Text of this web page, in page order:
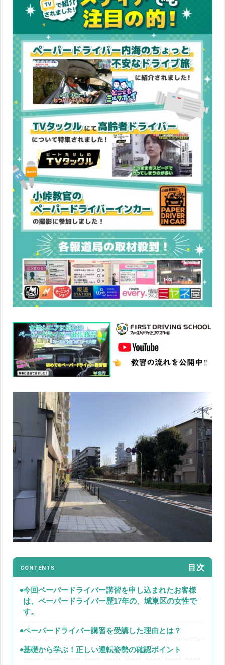
CONTENTS 目次
今回ペーパードライバー講習を申し込まれたお客様
は、ペーパードライバー歴17年の、城東区の女性で
す。
ペーパードライバー講習を受講した理由とは？
基礎から学ぶ！正しい運転姿勢の確認ポイント